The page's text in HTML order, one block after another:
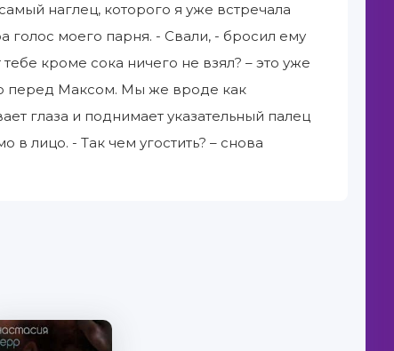
наглец, которого я уже встречала
голос моего парня. - Свали, - бросил ему
кроме сока ничего не взял? – это уже
перед Максом. Мы же вроде как
глаза и поднимает указательный палец
в лицо. - Так чем угостить? – снова